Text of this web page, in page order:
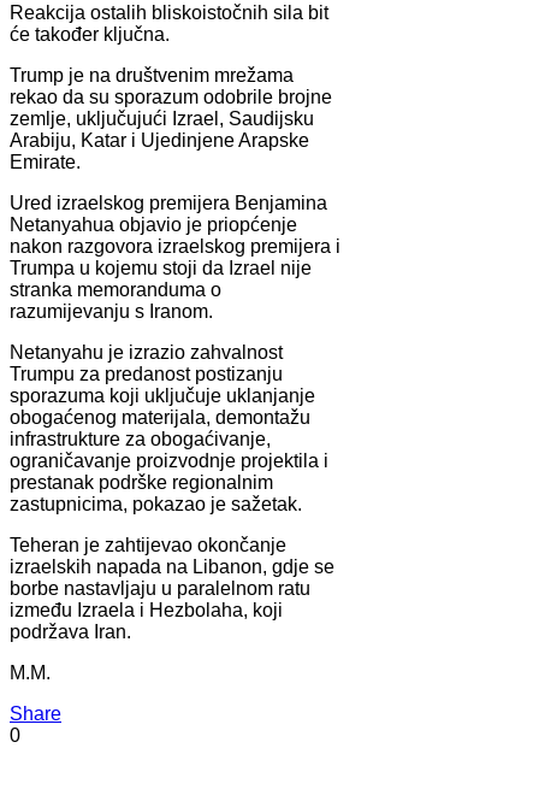
Reakcija ostalih bliskoistočnih sila bit
će također ključna.
Trump je na društvenim mrežama
rekao da su sporazum odobrile brojne
zemlje, uključujući Izrael, Saudijsku
Arabiju, Katar i Ujedinjene Arapske
Emirate.
Ured izraelskog premijera Benjamina
Netanyahua objavio je priopćenje
nakon razgovora izraelskog premijera i
Trumpa u kojemu stoji da Izrael nije
stranka memoranduma o
razumijevanju s Iranom.
Netanyahu je izrazio zahvalnost
Trumpu za predanost postizanju
sporazuma koji uključuje uklanjanje
obogaćenog materijala, demontažu
infrastrukture za obogaćivanje,
ograničavanje proizvodnje projektila i
prestanak podrške regionalnim
zastupnicima, pokazao je sažetak.
Teheran je zahtijevao okončanje
izraelskih napada na Libanon, gdje se
borbe nastavljaju u paralelnom ratu
između Izraela i Hezbolaha, koji
podržava Iran.
M.M.
Share
0